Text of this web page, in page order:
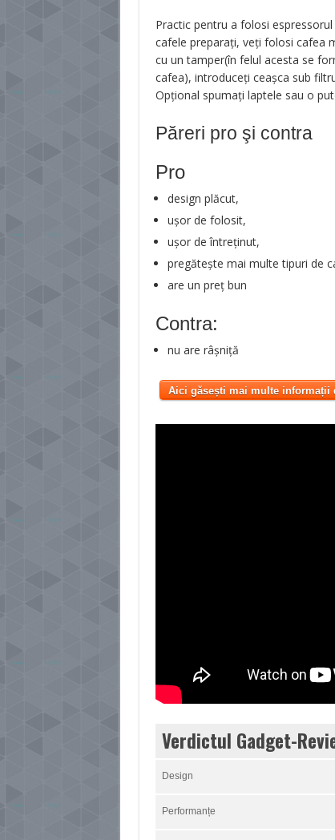
Practic pentru a folosi
cafele preparați, veți folosi cafea
cu un tamper(în felul acesta se
cafea), introduceți ceașca sub
Opțional spumați laptele sau o
Păreri pro şi contra
Pro
design plăcut,
ușor de folosit,
ușor de întreținut,
pregătește mai multe tipuri de
are un preț bun
Contra:
nu are râșniță
Aici găsești mai multe informații
Verdictul Gadget-
Design
Performanțe